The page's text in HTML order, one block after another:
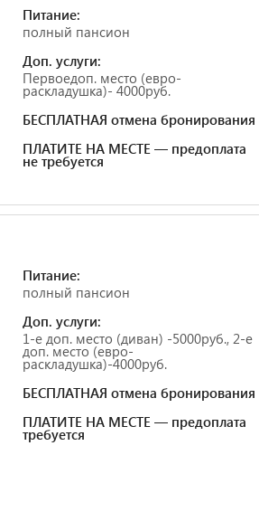
Питание:
полный пансион
Доп. услуги:
Первоедоп. место (евро-
раскладушка)- 4000руб.
БЕСПЛАТНАЯ отмена бронирования
ПЛАТИТЕ НА МЕСТЕ — предоплата
не требуется
Питание:
полный пансион
Доп. услуги:
1-е доп. место (диван) -5000руб., 2-е
доп. место (евро-
раскладушка)-4000руб.
БЕСПЛАТНАЯ отмена бронирования
ПЛАТИТЕ НА МЕСТЕ — предоплата
требуется